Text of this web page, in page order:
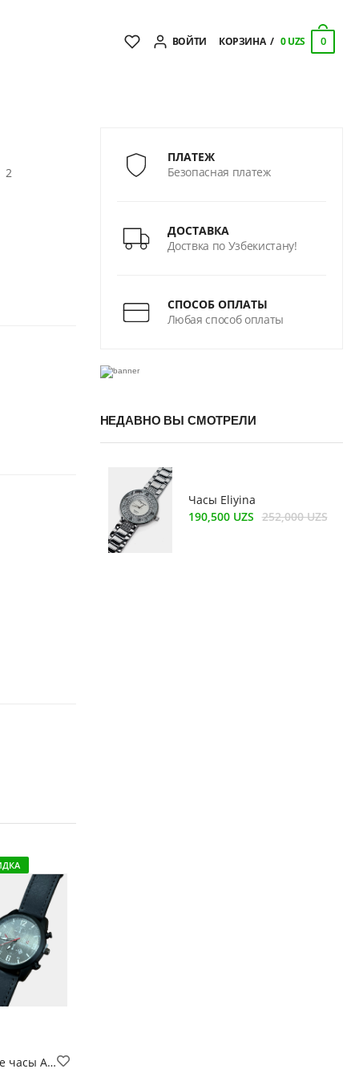
ВОЙТИ КОРЗИНА 0 UZS 0
ПЛАТЕЖ
Безопасная платеж
ДОСТАВКА
Доствка по Узбекистану!
СПОСОБ ОПЛАТЫ
Любая способ оплаты
НЕДАВНО ВЫ СМОТРЕЛИ
Часы Eliyina
190,500 UZS 252,000 UZS
2
мужские часы Apache